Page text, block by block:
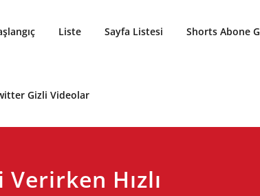
Liste Sayfa Listesi Shorts Abone
Gizli Videolar
Hızlı